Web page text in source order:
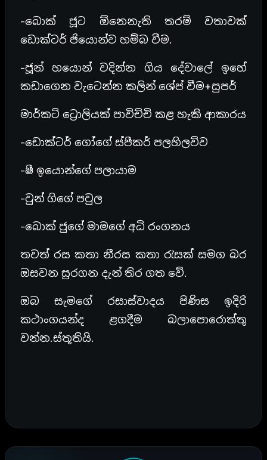
-බොක් ජූට ඕනෙනැති තරම් වතාවක්
ඩොක්ටර් ජියොන්ව හම්බ වීම.
-ජූන් හයොන් වදින්න ගිය දේවාලේ ඉහේ
කඩාගෙන වැටෙන්න කලින් ශේප් වීම+සුපර්
මාර්කට් ට්‍රොලියක් පාවිච්චි කළ හැකි ආකාරය
-ඩොක්ටර් ගෝගේ ස්පීකර් පලහිලව්ව
-ෂී ඉයොන්ගේ පලායාම
-වුන් ගිගේ පවුල
-බොක් ජුගේ මාමගේ අධි රංගනය
තවත් රස කතා නීරස කතා රැසක් සමග බර
ඔසවන සුරගන දැන් තිර ගත වේ.
ඔබ සැමගේ රසාස්වාදය පිණිස ඉදිරි
කථාංගයන්ද ළගදීම බලාපොරොත්තු
වන්න.ස්තූතියි.